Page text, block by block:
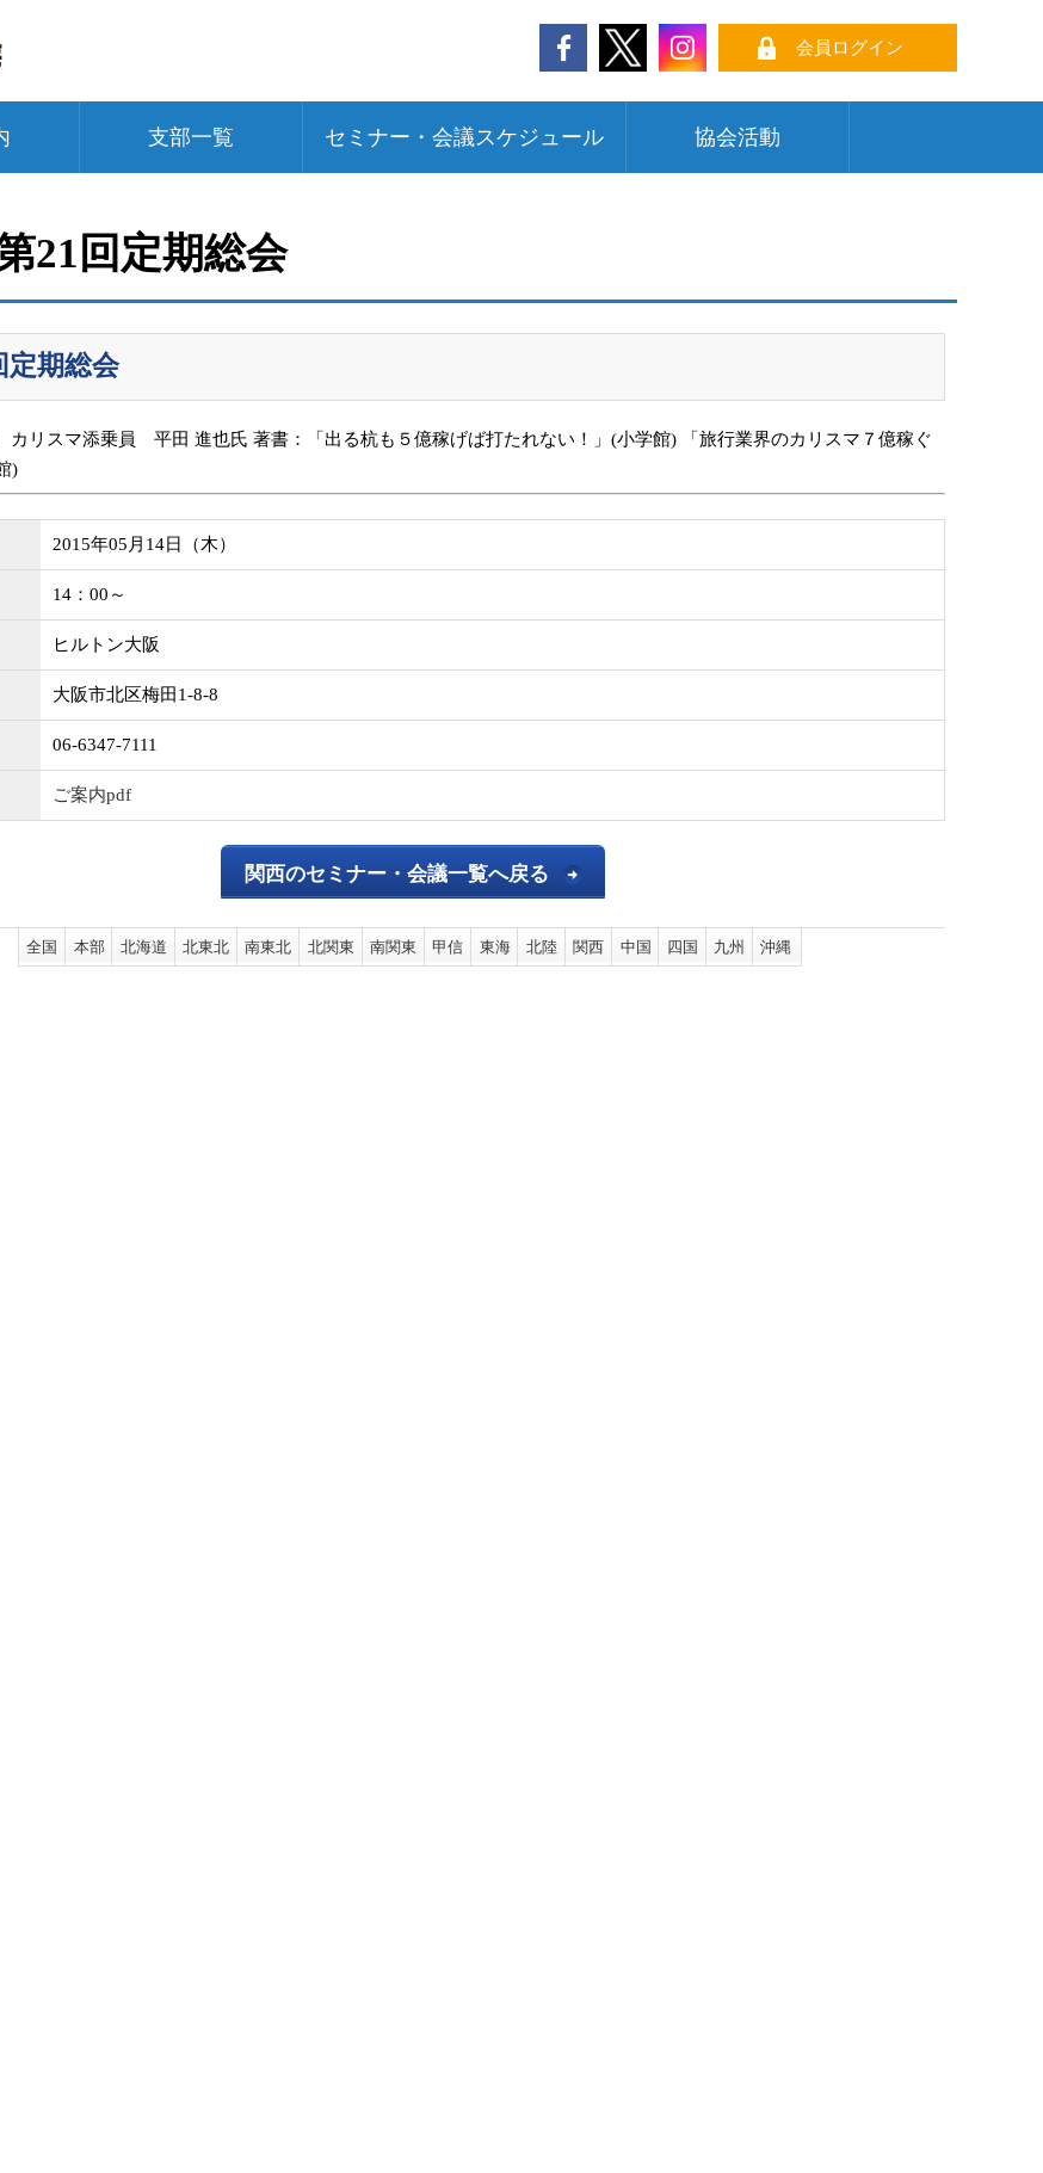
会員ログイン
支部一覧 セミナー・会議スケジュール 協会活動
21回定期総会
定期総会
カリスマ添乗員 平田 進也氏 著書：「出る杭も５億稼げば打たれない！」(小学館) 「旅行業界のカリスマ７億稼ぐ
)
2015年05月14日（木）
14：00～
ヒルトン大阪
大阪市北区梅田1-8-8
06-6347-7111
ご案内pdf
関西のセミナー・会議一覧へ戻る
全国 本部 北海道 北東北 南東北 北関東 南関東 甲信 東海 北陸 関西 中国 四国 九州 沖縄